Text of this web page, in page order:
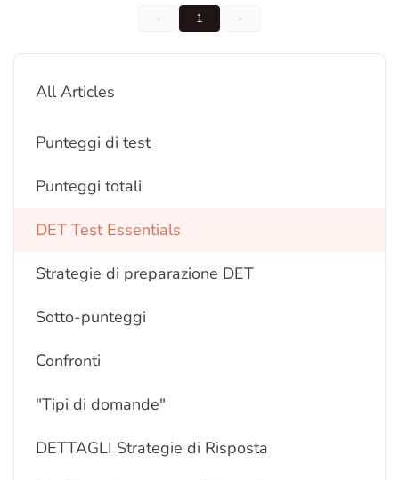
All Articles
Punteggi di test
Punteggi totali
DET Test Essentials
Strategie di preparazione DET
Sotto-punteggi
Confronti
"Tipi di domande"
DETTAGLI Strategie di Risposta
« 1 »